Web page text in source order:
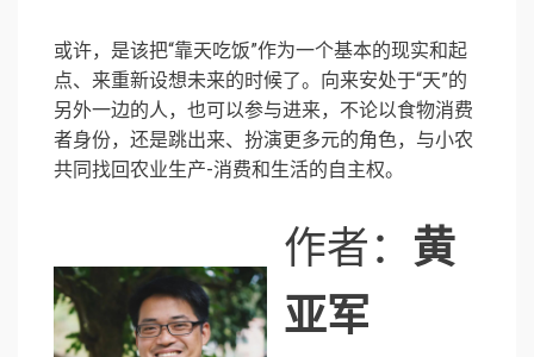
或许，是该把“靠天吃饭”作为一个基本的现实和起
点、来重新设想未来的时候了。向来安处于“天”的
另外一边的人，也可以参与进来，不论以食物消费
者身份，还是跳出来、扮演更多元的角色，与小农
共同找回农业生产-消费和生活的自主权。
作者： 黄
亚军